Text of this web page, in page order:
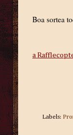
Boa sortea
a
Labels: